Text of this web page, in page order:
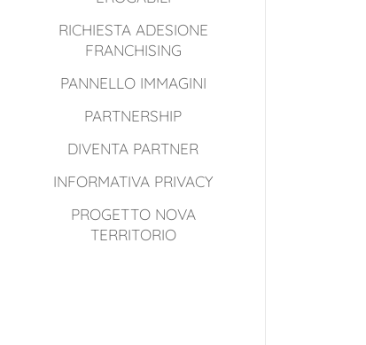
RICHIESTA ADESIONE
FRANCHISING
PANNELLO IMMAGINI
PARTNERSHIP
DIVENTA PARTNER
INFORMATIVA PRIVACY
PROGETTO NOVA
TERRITORIO